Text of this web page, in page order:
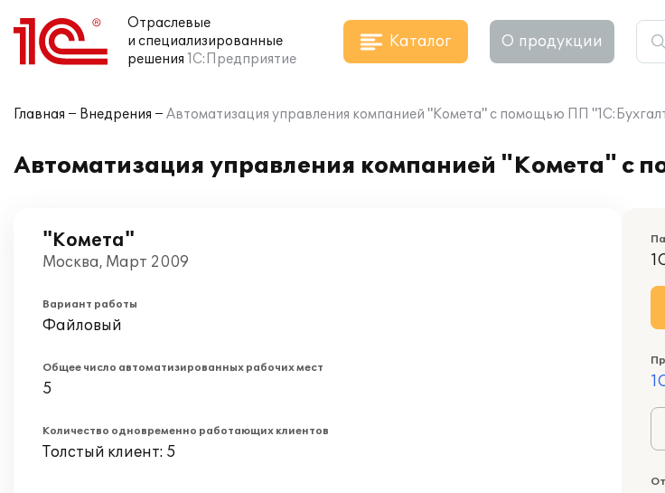
Отраслевые
и специализированные
решения 1С:Предприятие
Каталог О продукции
Главная Внедрения Автоматизация управления компанией "Комета" с помощью ПП
Автоматизация управления компанией "Комета" с
"Комета"
Москва, Март 2009
Вариант работы
Файловый
Общее число автоматизированных рабочих мест
5
Количество одновременно работающих клиентов
Толстый клиент: 5